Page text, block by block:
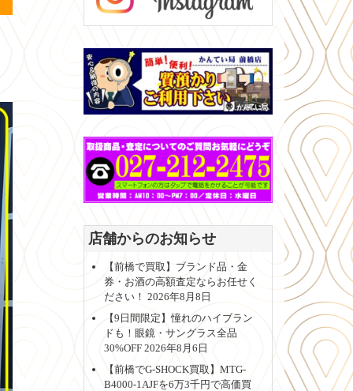
店舗からのお知らせ
【前橋で買取】ブランド品・金
券・お酒の高額査定ならお任せく
ださい！ 2026年8月8日
【9日間限定】憧れのハイブラン
ドも！眼鏡・サングラス全品
30%OFF 2026年8月6日
【前橋でG-SHOCK買取】MTG-
B4000-1AJFを6万3千円で高価買